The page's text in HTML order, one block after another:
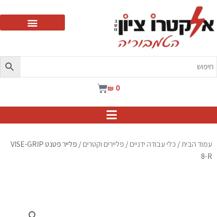
₪ 0
עגלת
עמוד הבית/ כלי עבודה ידניים/ פליירים וקטרים
/ פלייר פטנט VISE-GRIP
8-R